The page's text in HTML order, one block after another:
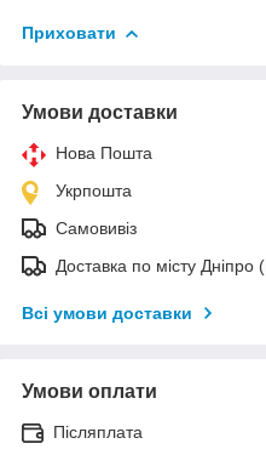
Приховати
Умови доставки
Нова Пошта
Укрпошта
Самовивіз
Доставка по місту
Всі умови доставки
Умови оплати
Післяплата